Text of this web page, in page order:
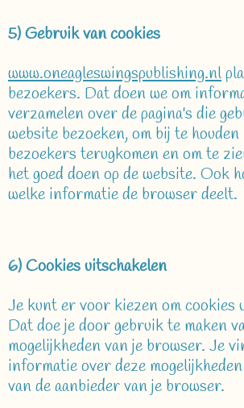
5) Gebruik van cookies
www.oneagleswingspublishing.nl
bezoekers. Dat doen we om
verzamelen over de pagina's die
website bezoeken, om bij te houden
bezoekers terugkomen en om te
het goed doen op de website. Ook
welke informatie de browser deelt.
6) Cookies uitschakelen
Je kunt er voor kiezen om cookies
Dat doe je door gebruik te maken
mogelijkheden van je browser. Je
informatie over deze
van de aanbieder van je browser.